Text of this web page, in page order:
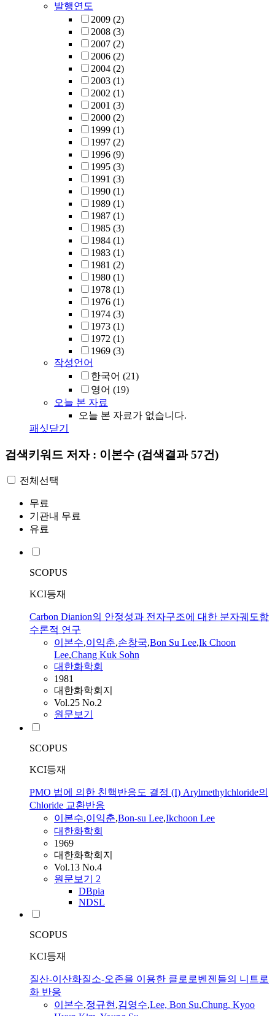
발행연도
2009 (2)
2008 (3)
2007 (2)
2006 (2)
2004 (2)
2003 (1)
2002 (1)
2001 (3)
2000 (2)
1999 (1)
1997 (2)
1996 (9)
1995 (3)
1991 (3)
1990 (1)
1989 (1)
1987 (1)
1985 (3)
1984 (1)
1983 (1)
1981 (2)
1980 (1)
1978 (1)
1976 (1)
1974 (3)
1973 (1)
1972 (1)
1969 (3)
작성언어
한국어 (21)
영어 (19)
오늘 본 자료
오늘 본 자료가 없습니다.
패싯닫기
검색키워드 저자 : 이본수 (검색결과 57건)
전체선택
무료
기관내 무료
유료
SCOPUS
KCI등재
Carbon Dianion의 안정성과 전자구조에 대한 분자궤도함
수론적 연구
이본수,이익춘,손창국,Bon Su Lee,Ik Choon
Lee,Chang Kuk Sohn
대한화학회
1981
대한화학회지
Vol.25 No.2
원문보기
SCOPUS
KCI등재
PMO 법에 의한 친핵반응도 결정 (I) Arylmethylchloride의
Chloride 교환반응
이본수,이익춘,Bon-su Lee,Ikchoon Lee
대한화학회
1969
대한화학회지
Vol.13 No.4
원문보기 2
DBpia
NDSL
SCOPUS
KCI등재
질산-이산화질소-오존을 이용한 클로로벤젠들의 니트로
화 반응
이본수,정규현,김영수,Lee, Bon Su,Chung, Kyoo